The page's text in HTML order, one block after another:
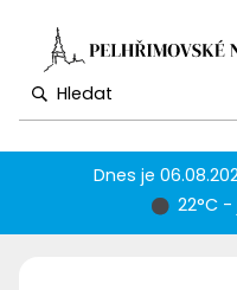
Dnes je
22°C